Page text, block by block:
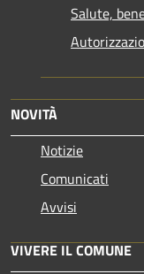
Salute,
NOVITÀ
Notizie
Comunicati
Avvisi
VIVERE IL COMUNE